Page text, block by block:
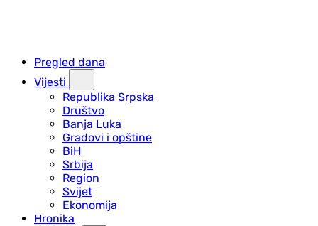
Pregled dana
Vijesti
Republika Srpska
Društvo
Banja Luka
Gradovi i opštine
BiH
Srbija
Region
Svijet
Ekonomija
Hronika